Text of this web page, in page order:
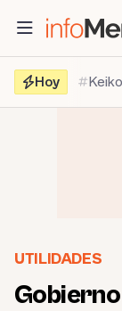
contenido
Hoy
UTILIDADES